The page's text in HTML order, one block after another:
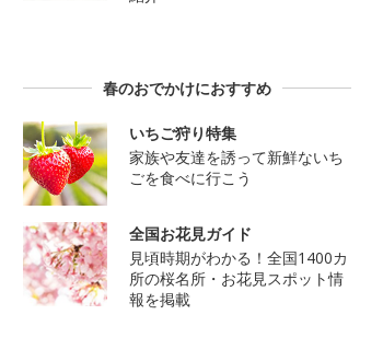
春のおでかけにおすすめ
いちご狩り特集
家族や友達を誘って新鮮ないち
ごを食べに行こう
全国お花見ガイド
見頃時期がわかる！全国1400カ
所の桜名所・お花見スポット情
報を掲載